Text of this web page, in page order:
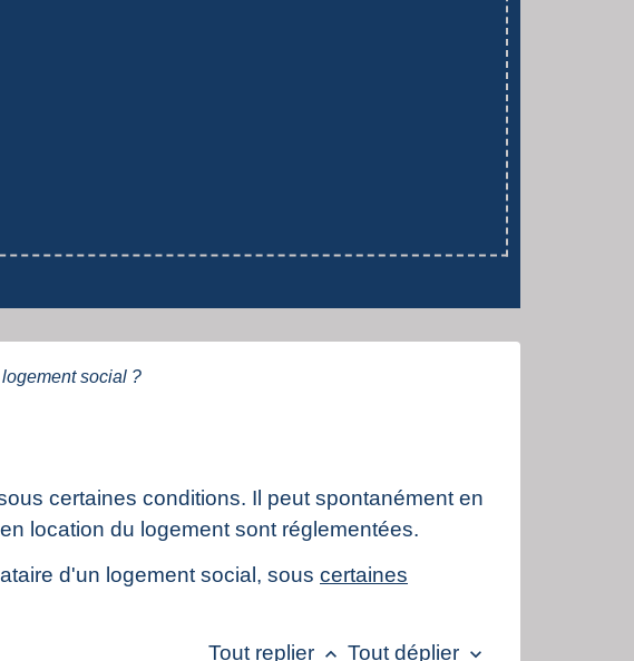
social ?
certaines conditions. Il peut spontanément en
location du logement sont réglementées.
d'un logement social, sous certaines
Tout replier keyboard_arrow_up Tout déplier keyboard_arrow_down